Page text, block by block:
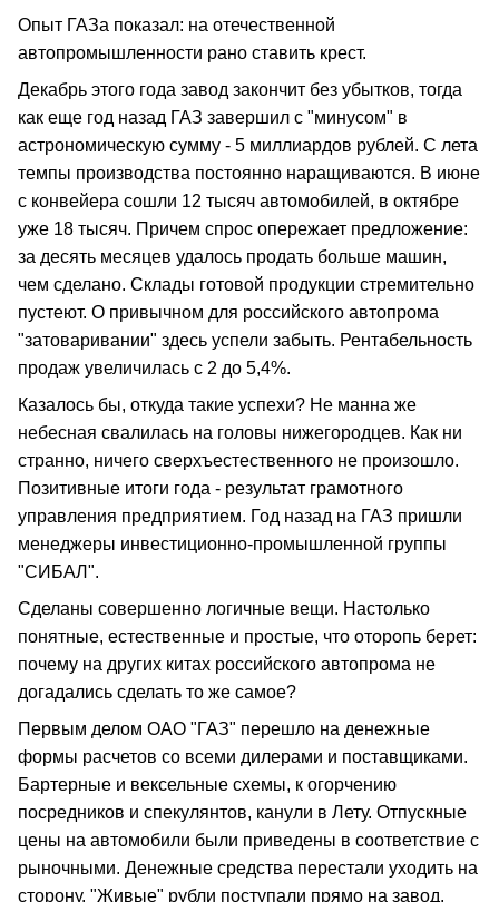
Опыт ГАЗа показал: на отечественной
автопромышленности рано ставить крест.
Декабрь этого года завод закончит без убытков, тогда
как еще год назад ГАЗ завершил с "минусом" в
астрономическую сумму - 5 миллиардов рублей. С лета
темпы производства постоянно наращиваются. В июне
с конвейера сошли 12 тысяч автомобилей, в октябре
уже 18 тысяч. Причем спрос опережает предложение:
за десять месяцев удалось продать больше машин,
чем сделано. Склады готовой продукции стремительно
пустеют. О привычном для российского автопрома
"затоваривании" здесь успели забыть. Рентабельность
продаж увеличилась с 2 до 5,4%.
Казалось бы, откуда такие успехи? Не манна же
небесная свалилась на головы нижегородцев. Как ни
странно, ничего сверхъестественного не произошло.
Позитивные итоги года - результат грамотного
управления предприятием. Год назад на ГАЗ пришли
менеджеры инвестиционно-промышленной группы
"СИБАЛ".
Сделаны совершенно логичные вещи. Настолько
понятные, естественные и простые, что оторопь берет:
почему на других китах российского автопрома не
догадались сделать то же самое?
Первым делом ОАО "ГАЗ" перешло на денежные
формы расчетов со всеми дилерами и поставщиками.
Бартерные и вексельные схемы, к огорчению
посредников и спекулянтов, канули в Лету. Отпускные
цены на автомобили были приведены в соответствие с
рыночными. Денежные средства перестали уходить на
сторону. "Живые" рубли поступали прямо на завод.